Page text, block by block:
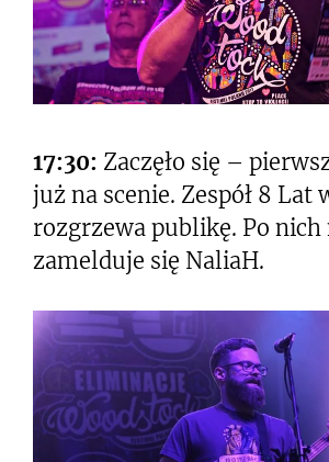
17:30: Zaczęło się –
już na scenie. Zespół 8 Lat
rozgrzewa publikę. Po nich
zamelduje się NaliaH.